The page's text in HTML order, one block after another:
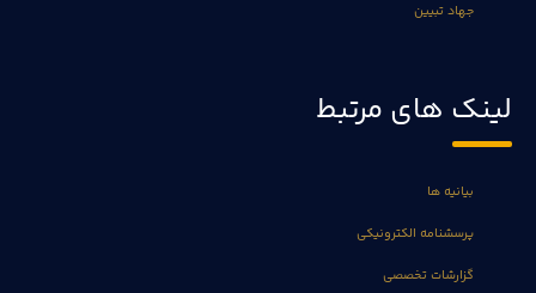
جهاد تبیین
لینک های مرتبط
بیانیه ها
پرسشنامه الکترونیکی
گزارشات تخصصی